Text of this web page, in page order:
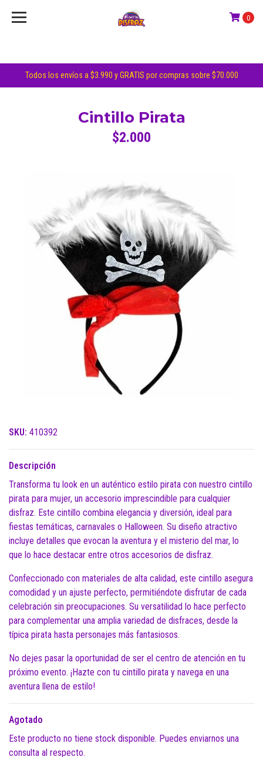
Todos los envíos a $3.990 y GRATIS por compras sobre $70.000
0
Cintillo Pirata
$2.000
SKU: 410392
Descripción
Transforma tu look en un auténtico estilo pirata con nuestro cintillo
pirata para mujer, un accesorio imprescindible para cualquier
disfraz. Este cintillo combina elegancia y diversión, ideal para
fiestas temáticas, carnavales o Halloween. Su diseño atractivo
incluye detalles que evocan la aventura y el misterio del mar, lo
que lo hace destacar entre otros accesorios de disfraz.
Confeccionado con materiales de alta calidad, este cintillo asegura
comodidad y un ajuste perfecto, permitiéndote disfrutar de cada
celebración sin preocupaciones. Su versatilidad lo hace perfecto
para complementar una amplia variedad de disfraces, desde la
típica pirata hasta personajes más fantasiosos.
No dejes pasar la oportunidad de ser el centro de atención en tu
próximo evento. ¡Hazte con tu cintillo pirata y navega en una
aventura llena de estilo!
Agotado
Este producto no tiene stock disponible. Puedes enviarnos una
consulta al respecto.